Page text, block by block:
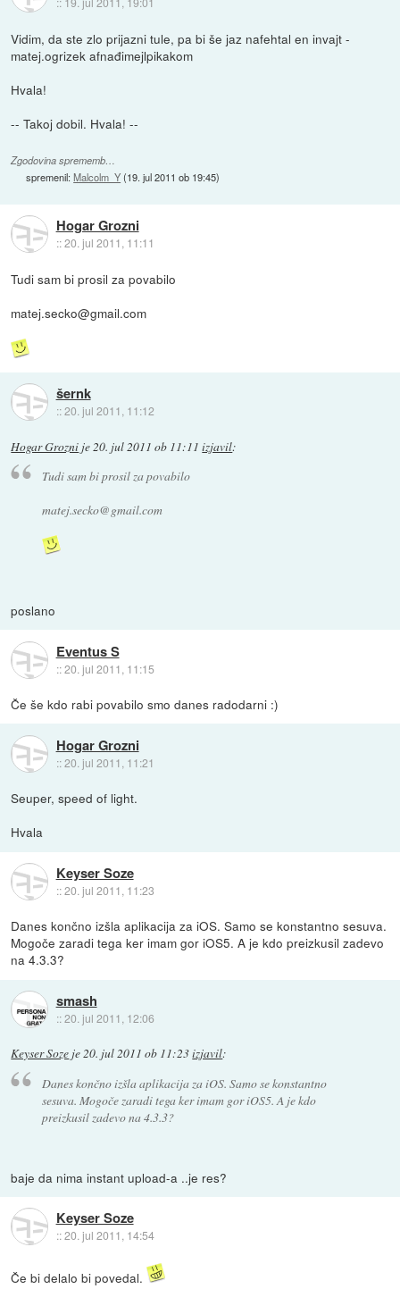
Vidim, da ste zlo prijazni tule, pa bi še jaz nafehtal en invajt -
matej.ogrizek afnađimejlpikakom
Hvala!
-- Takoj dobil. Hvala! --
Zgodovina sprememb…
spremenil:Malcolm_Y(19. jul 2011 ob 19:45)
Hogar Grozni
::20. jul 2011, 11:11
Tudi sam bi prosil za povabilo
matej.secko@gmail.com
šernk
::20. jul 2011, 11:12
Hogar Grozni je20. jul 2011 ob 11:11 izjavil:
Tudi sam bi prosil za povabilo
matej.secko@gmail.com
poslano
Eventus S
::20. jul 2011, 11:15
Če še kdo rabi povabilo smo danes radodarni :)
Hogar Grozni
::20. jul 2011, 11:21
Seuper, speed of light.
Hvala
Keyser Soze
::20. jul 2011, 11:23
Danes končno izšla aplikacija za iOS. Samo se konstantno sesuva.
Mogoče zaradi tega ker imam gor iOS5. A je kdo preizkusil zadevo
na 4.3.3?
smash
::20. jul 2011, 12:06
Keyser Soze je20. jul 2011 ob 11:23izjavil:
Danes končno izšla aplikacija za iOS. Samo se konstantno
sesuva. Mogoče zaradi tega ker imam gor iOS5. A je kdo
preizkusil zadevo na 4.3.3?
baje da nima instant upload-a ..je res?
Keyser Soze
::20. jul 2011, 14:54
Če bi delalo bi povedal.